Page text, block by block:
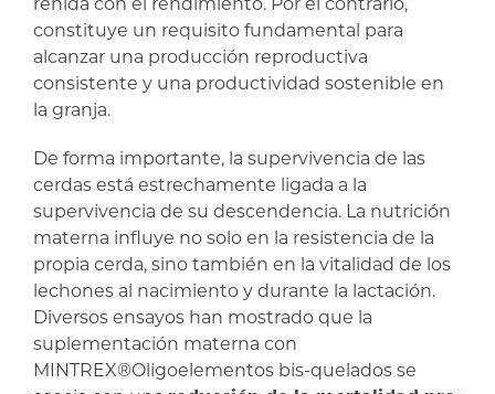
reñida con el rendimiento. Por el contrario,
constituye un requisito fundamental para
alcanzar una producción reproductiva
consistente y una productividad sostenible en
la granja.
De forma importante, la supervivencia de las
cerdas está estrechamente ligada a la
supervivencia de su descendencia. La nutrición
materna influye no solo en la resistencia de la
propia cerda, sino también en la vitalidad de los
lechones al nacimiento y durante la lactación.
Diversos ensayos han mostrado que la
suplementación materna con
MINTREX®Oligoelementos bis-quelados se